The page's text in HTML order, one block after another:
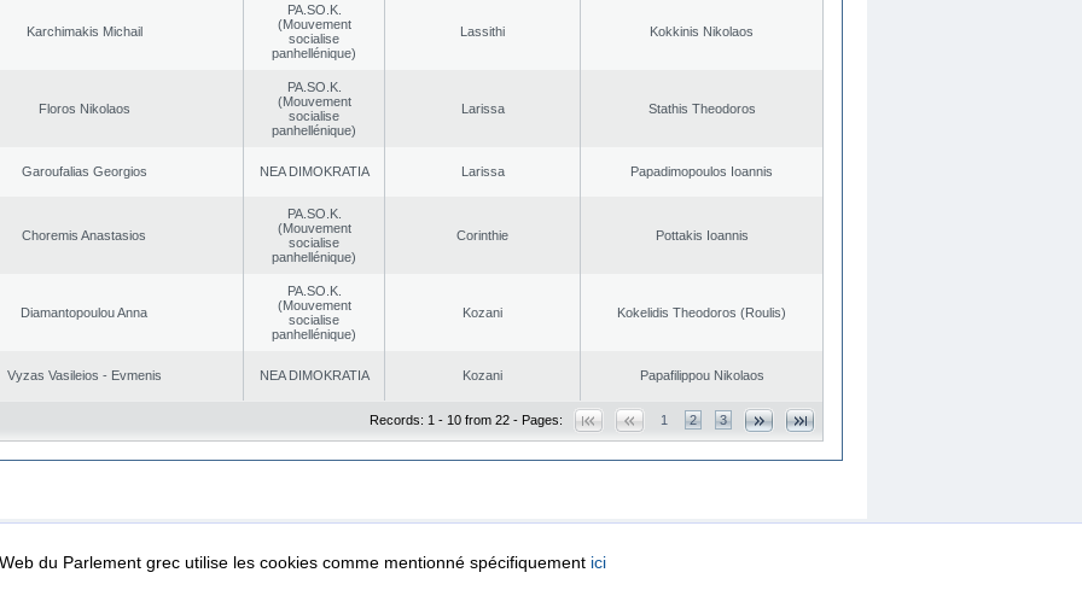
Karchimakis Michail
PA.SO.K.
(Mouvement
socialise
panhellénique)
Lassithi Kokkinis Nikolaos
Floros Nikolaos
PA.SO.K.
(Mouvement
socialise
panhellénique)
Larissa Stathis Theodoros
Garoufalias Georgios NEA DΙMOKRATIA Larissa Papadimopoulos Ioannis
Choremis Anastasios
PA.SO.K.
(Mouvement
socialise
panhellénique)
Corinthie Pottakis Ioannis
Diamantopoulou Anna
PA.SO.K.
(Mouvement
socialise
panhellénique)
Kozani Kokelidis Theodoros (Roulis)
Vyzas Vasileios - Evmenis NEA DΙMOKRATIA Kozani Papafilippou Nikolaos
Records: 1 - 10 from 22 - Pages: 1 2 3
Protection Security & Access
du Parlement grec utilise les cookies comme mentionné spécifiquement ici